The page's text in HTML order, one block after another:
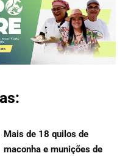
Mais de 18 quilos de
maconha e munições de